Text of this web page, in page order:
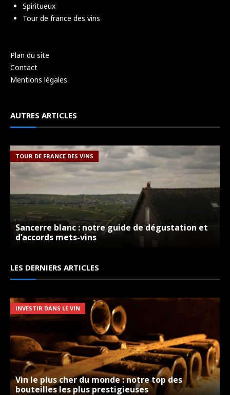
Spiritueux
Tour de france des vins
Plan du site
Contact
Mentions légales
AUTRES ARTICLES
TOUR DE FRANCE DES VINS
Sancerre blanc : notre guide de dégustation et
d’accords mets-vins
LES VINS DU DOMAINES
Domaine Belluard – Grandes Jorasses – Blanc –
LES DERNIERS ARTICLES
INVESTIR DANS LE VIN
Vin le plus cher du monde : notre top des
bouteilles les plus prestigieuses